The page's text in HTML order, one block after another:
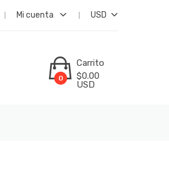
Mi cuenta USD
0
Carrito
$0.00
USD